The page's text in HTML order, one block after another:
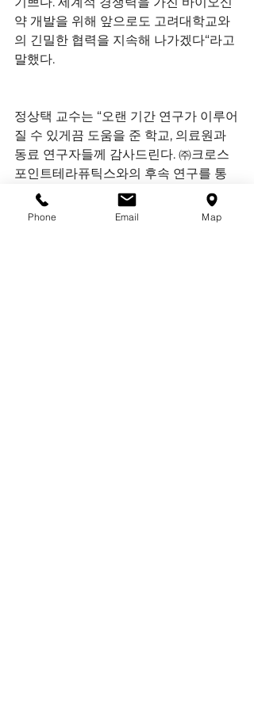
약 개발을 위해 앞으로도 고려대학교와
의 긴밀한 협력을 지속해 나가겠다“라고
말했다.
정상택 교수는 “오랜 기간 연구가 이루어
질 수 있게끔 도움을 준 학교, 의료원과
동료 연구자들께 감사드린다. ㈜크로스
포인트테라퓨틱스와의 후속 연구를 통
해 많은 환자들에게 도움을 줄 수 있도록
노력하겠다”라고 말했다.
Phone Email Map